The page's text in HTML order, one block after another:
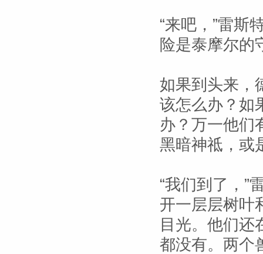
“来吧，”雷斯
险是泰摩尔的
如果到头来，
该怎么办？如
办？万一他们
黑暗神祗，或
“我们到了，”
开一层层树叶
目光。他们还
都没有。两个